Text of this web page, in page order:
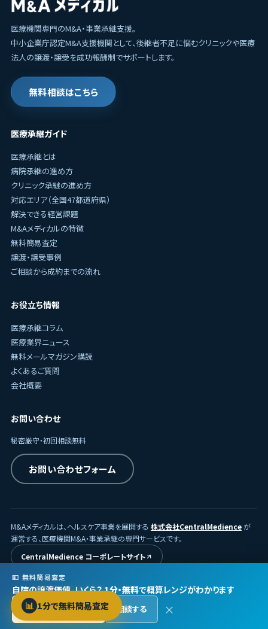
医療機関専門のM&A・事業承継支援。
中小企業庁認定M&A支援機関として、後継者不足に悩むクリニックや医療
法人の譲渡・譲受を成功報酬制でサポートします。
無料相談はこちら
医療承継ガイド
医療承継とは
病院承継の進め方
クリニック承継の進め方
対応エリア（全国47都道府県）
解決できる経営課題
M&Aメディカルの特徴
無料簡易査定
譲渡・譲受事例
ご相談から成約までの流れ
お役立ち情報
医療承継コラム
医療業界ニュース
無料メールマガジン購読
よくあるご質問
会社概要
お問い合わせ
秘密厳守・初回相談無料
お問い合わせフォーム
M&Aメディカルは、ヘルスケア事業を展開する 株式会社CentralMedienceが
運営する、医療機関M&A・事業承継の専門サービスです。
CentralMedience コーポレートサイト
株式会社CentralMedience / M&Aメディカル
プライバシーポリシー
利用規約
📊 1分で無料簡易査定
💴 無料簡易査定
自院の譲渡価値、いくら？1分・無料で概算レンジがわかります
無料で査定する →
相談する ×
Protected by reCAPTCHA ·